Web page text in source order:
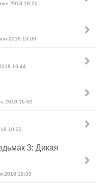
2018 18:21
2018 10:09
16:44
2018 16:02
10:33
3: Дикая
2018 19:33